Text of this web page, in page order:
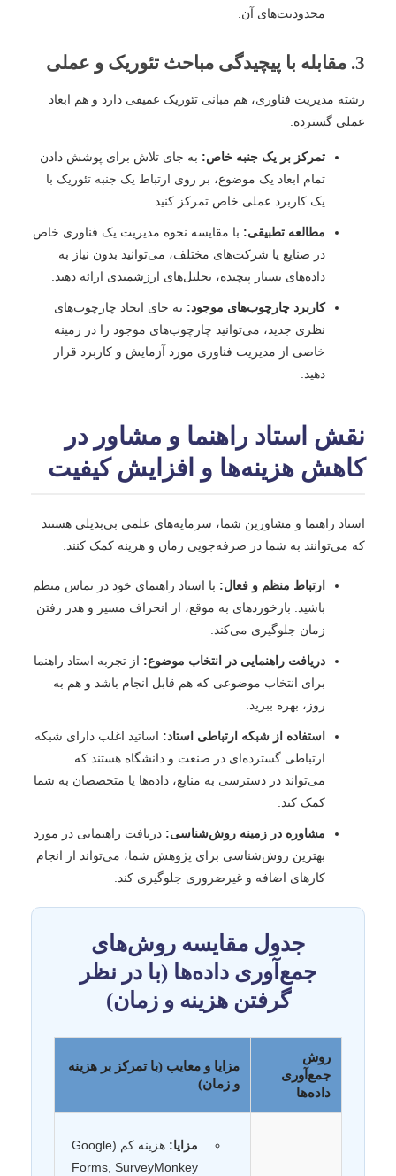
محدودیت‌های آن.
3. مقابله با پیچیدگی مباحث تئوریک و عملی
رشته مدیریت فناوری، هم مبانی تئوریک عمیقی دارد و هم ابعاد
عملی گسترده.
تمرکز بر یک جنبه خاص: به جای تلاش برای پوشش دادن
تمام ابعاد یک موضوع، بر روی ارتباط یک جنبه تئوریک با
یک کاربرد عملی خاص تمرکز کنید.
مطالعه تطبیقی: با مقایسه نحوه مدیریت یک فناوری خاص
در صنایع یا شرکت‌های مختلف، می‌توانید بدون نیاز به
داده‌های بسیار پیچیده، تحلیل‌های ارزشمندی ارائه دهید.
کاربرد چارچوب‌های موجود: به جای ایجاد چارچوب‌های
نظری جدید، می‌توانید چارچوب‌های موجود را در زمینه
خاصی از مدیریت فناوری مورد آزمایش و کاربرد قرار
دهید.
نقش استاد راهنما و مشاور در
کاهش هزینه‌ها و افزایش کیفیت
استاد راهنما و مشاورین شما، سرمایه‌های علمی بی‌بدیلی هستند
که می‌توانند به شما در صرفه‌جویی زمان و هزینه کمک کنند.
ارتباط منظم و فعال: با استاد راهنمای خود در تماس منظم
باشید. بازخوردهای به موقع، از انحراف مسیر و هدر رفتن
زمان جلوگیری می‌کند.
دریافت راهنمایی در انتخاب موضوع: از تجربه استاد راهنما
برای انتخاب موضوعی که هم قابل انجام باشد و هم به
روز، بهره ببرید.
استفاده از شبکه ارتباطی استاد: اساتید اغلب دارای شبکه
ارتباطی گسترده‌ای در صنعت و دانشگاه هستند که
می‌تواند در دسترسی به منابع، داده‌ها یا متخصصان به شما
کمک کند.
مشاوره در زمینه روش‌شناسی: دریافت راهنمایی در مورد
بهترین روش‌شناسی برای پژوهش شما، می‌تواند از انجام
کارهای اضافه و غیرضروری جلوگیری کند.
جدول مقایسه روش‌های
جمع‌آوری داده‌ها (با در نظر
گرفتن هزینه و زمان)
روش
جمع‌آوری
داده‌ها
مزایا و معایب (با تمرکز بر هزینه
و زمان)
مزایا:
هزینه کم (Google
Forms, SurveyMonkey